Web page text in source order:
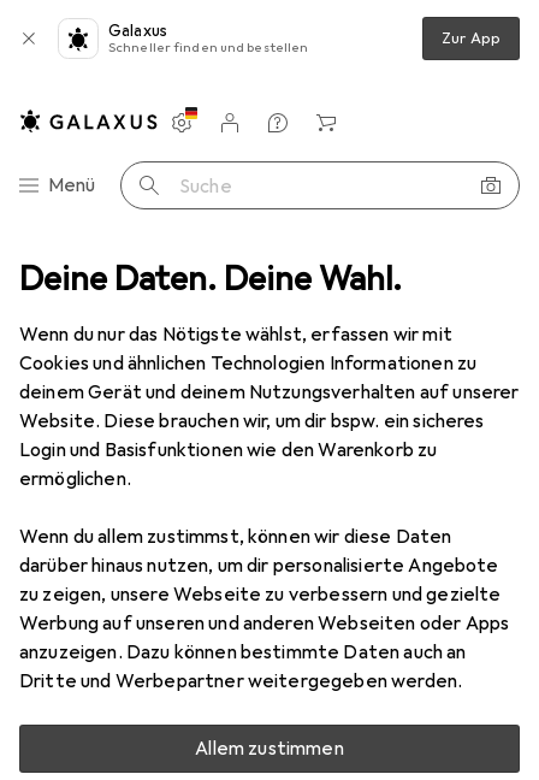
Deine Daten. Deine Wahl.
Wenn du nur das Nötigste wählst, erfassen wir mit
Cookies und ähnlichen Technologien Informationen zu
deinem Gerät und deinem Nutzungsverhalten auf unserer
Website. Diese brauchen wir, um dir bspw. ein sicheres
Login und Basisfunktionen wie den Warenkorb zu
ermöglichen.
Wenn du allem zustimmst, können wir diese Daten
darüber hinaus nutzen, um dir personalisierte Angebote
zu zeigen, unsere Webseite zu verbessern und gezielte
Werbung auf unseren und anderen Webseiten oder Apps
anzuzeigen. Dazu können bestimmte Daten auch an
Dritte und Werbepartner weitergegeben werden.
Allem zustimmen
Galaxus
Schneller finden und bestellen Zur App
Navigation nach Kategorien
Menü Suche
Einstellungen
Kundenkonto
Vergleichslisten
Merklisten
Warenkorb
Batterien + Akkus Batterien + Akkus Varta High Energy
13 Bilder
MENGENRABATT
Varta High Energy
12 Stk., AA, 2960 mAh
Preis in EUR inkl. MwSt.
EUR
6,99
Bewertungen